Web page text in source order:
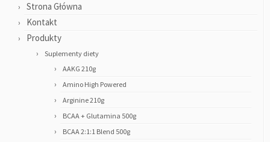
Strona Główna
Kontakt
Produkty
Suplementy diety
AAKG 210g
Amino High Powered
Arginine 210g
BCAA + Glutamina 500g
BCAA 2:1:1 Blend 500g